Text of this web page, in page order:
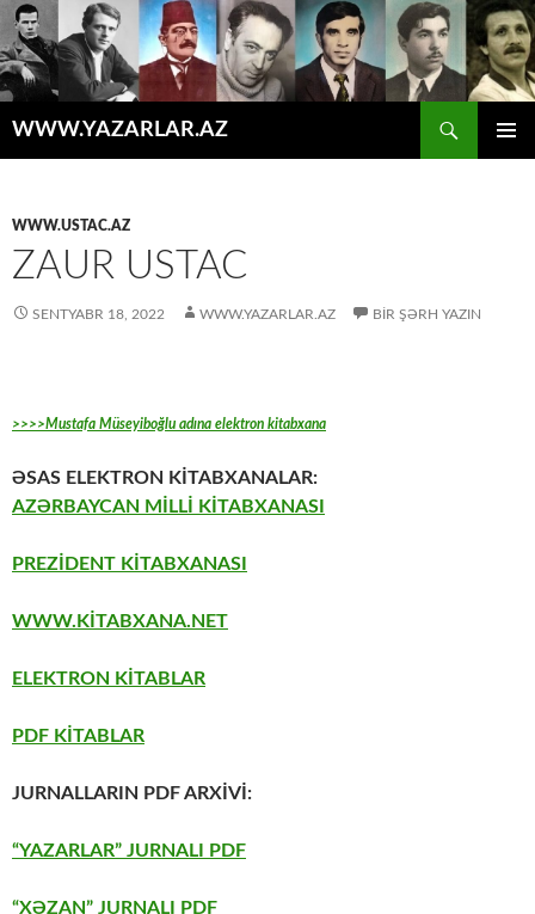
WWW.YAZARLAR.AZ
WWW.USTAC.AZ
ZAUR USTAC
SENTYABR 18, 2022 WWW.YAZARLAR.AZ BIR ŞƏRH YAZIN
>>>>Mustafa Müseyiboğlu adına elektron kitabxana
ƏSAS ELEKTRON KİTABXANALAR:
AZƏRBAYCAN MİLLİ KİTABXANASI
PREZİDENT KİTABXANASI
WWW.KİTABXANA.NET
ELEKTRON KİTABLAR
PDF KİTABLAR
JURNALLARIN PDF ARXİVİ:
“YAZARLAR” JURNALI PDF
“XƏZAN” JURNALI PDF